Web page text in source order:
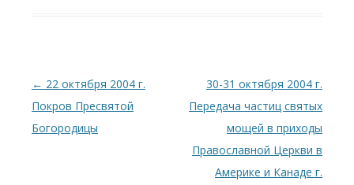
Post
navigation
← 22 октября 2004 г.
Покров Пресвятой
Богородицы
30-31 октября 2004 г.
Передача частиц святых
мощей в приходы
Православной Церкви в
Америке и Канаде г.